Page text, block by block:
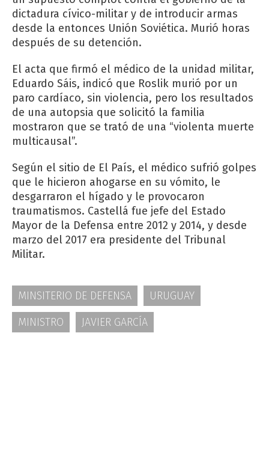
dictadura cívico-militar y de introducir armas
desde la entonces Unión Soviética. Murió horas
después de su detención.
El acta que firmó el médico de la unidad militar,
Eduardo Sáis, indicó que Roslik murió por un
paro cardíaco, sin violencia, pero los resultados
de una autopsia que solicitó la familia
mostraron que se trató de una “violenta muerte
multicausal”.
Según el sitio de El País, el médico sufrió golpes
que le hicieron ahogarse en su vómito, le
desgarraron el hígado y le provocaron
traumatismos. Castellá fue jefe del Estado
Mayor de la Defensa entre 2012 y 2014, y desde
marzo del 2017 era presidente del Tribunal
Militar.
MINSITERIO DE DEFENSA
URUGUAY
MINISTRO
JAVIER GARCÍA